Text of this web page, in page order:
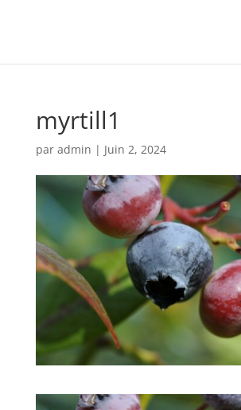
myrtill1
par admin | Juin 2, 2024